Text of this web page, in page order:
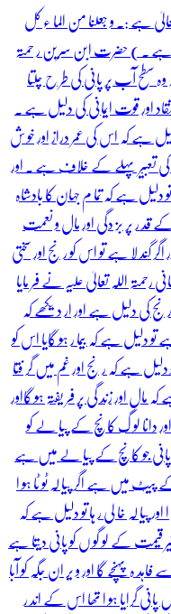
ہے :۔ و جعلنا من الما ء کل
ہے ۔ ) حضرت ابن سرین ر حمتہ
سطح آب پر پانی کی طر ح چلتا
اور قوت ایمانی کی دلیل ہے ۔
ہے کہ اس کی عمر دراز اور خو ش
کی تعبیر پہلے کے خلاف ہے ۔ اور
ہے کہ تما م جہان کا بادشاہ
ر پر بز دگی اور مال و نعمت
لا ہے تو اس کو ر نج اور سختی
اللہ تعالیٰ علیہ نے فر مایا
نج کی دلیل ہے اور ار دیکھے کہ
دلیل ہے کہ بیما ر ہو گایا اس کو
ہے کہ ر نج اور غم میں گر فتا
اور زند گی پر فر یفتہ ہو گااور
دانا لو گ کانچ کے پیا لے کو
جو کانچ کے پیا لے میں ہے
میں ہے اگر پیا لہ ٹو ٹا ہو ا
پیا لہ خا لی ر ہا تو دلیل ہے کہ
قیمت کے لو گو ں کو پانی دیتا ہے
ہ پہنچے گا اور و یر ان جگہ کو آبا
گرایا ہو ا تھا اس کے اند ر